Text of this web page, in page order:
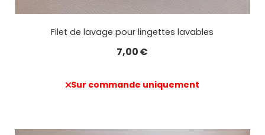
Filet de lavage pour lingettes lavables
7,00€
Sur commande uniquement